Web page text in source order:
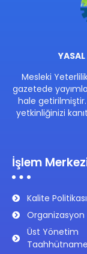
Mesleki
gazetede
hale getirilmiştir.
yetkinliğinizi
İşlem
Kalite Politikası
Organizasyon
Üst Yönetim